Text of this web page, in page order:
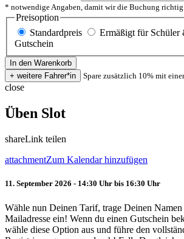
* notwendige Angaben, damit wir die Buchung
Preisoption
Standardpreis
Ermäßigt für Schüler
Gutschein
Spare zusätzlich 10% mit
close
Üben Slot
shareLink teilen
attachmentZum Kalendar hinzufügen
11. September 2026 - 14:30 Uhr bis 16:30 Uhr
Wähle nun Deinen Tarif, trage Deinen
Mailadresse ein! Wenn du einen Gutschein
wähle diese Option aus und führe den